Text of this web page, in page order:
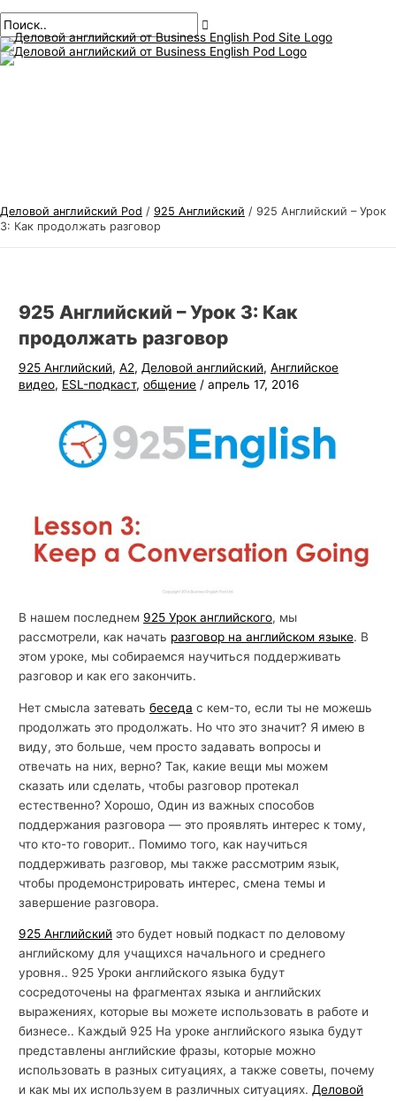
к
содержанию
меню
Деловой английский Pod / 925 Английский / 925 Английский – Урок
3: Как продолжать разговор
925 Английский – Урок 3: Как
продолжать разговор
925 Английский,А2, Деловой английский,Английское
видео, ESL-подкаст,общение /апрель 17, 2016
В нашем последнем 925 Урок английского, мы
рассмотрели, как начать разговор на английском языке. В
этом уроке, мы собираемся научиться поддерживать
разговор и как его закончить.
Нет смысла затеватьбеседа с кем-то, если ты не можешь
продолжать это продолжать. Но что это значит? Я имею в
виду, это больше, чем просто задавать вопросы и
отвечать на них, верно? Так, какие вещи мы можем
сказать или сделать, чтобы разговор протекал
естественно? Хорошо, Один из важных способов
поддержания разговора — это проявлять интерес к тому,
что кто-то говорит.. Помимо того, как научиться
поддерживать разговор, мы также рассмотрим язык,
чтобы продемонстрировать интерес, смена темы и
завершение разговора.
925 Английский это будет новый подкаст по деловому
английскому для учащихся начального и среднего
уровня.. 925 Уроки английского языка будут
сосредоточены на фрагментах языка и английских
выражениях, которые вы можете использовать в работе и
бизнесе.. Каждый 925 На уроке английского языка будут
представлены английские фразы, которые можно
использовать в разных ситуациях, а также советы, почему
и как мы их используем в различных ситуациях.Деловой
по
публикациям
здесь..
почта*
Т
е
м
о
н
г
л
и
И
с
к